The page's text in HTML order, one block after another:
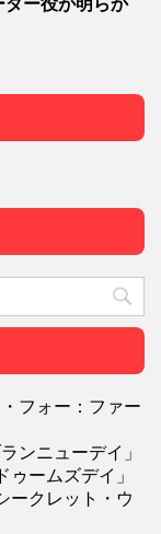
ダー役が明らか
フォー：ファー
ンニューデイ」
ームズデイ」
ークレット・ウ